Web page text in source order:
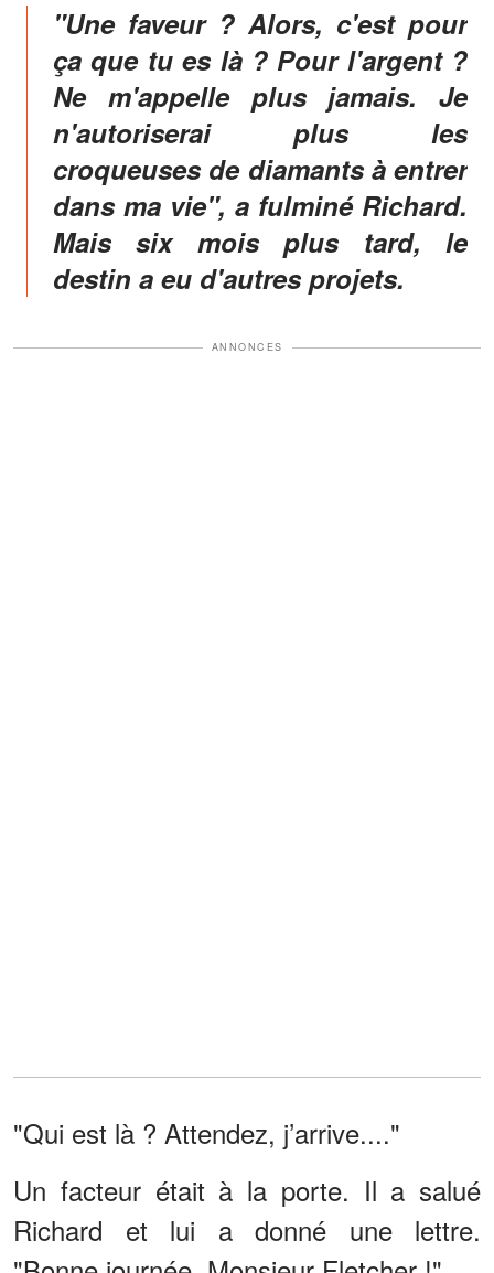
"Une faveur ? Alors, c'est pour
ça que tu es là ? Pour l'argent ?
Ne m'appelle plus jamais. Je
n'autoriserai plus les
croqueuses de diamants à entrer
dans ma vie", a fulminé Richard.
Mais six mois plus tard, le
destin a eu d'autres projets.
ANNONCES
"Qui est là ? Attendez, j’arrive...."
Un facteur était à la porte. Il a salué
Richard et lui a donné une lettre.